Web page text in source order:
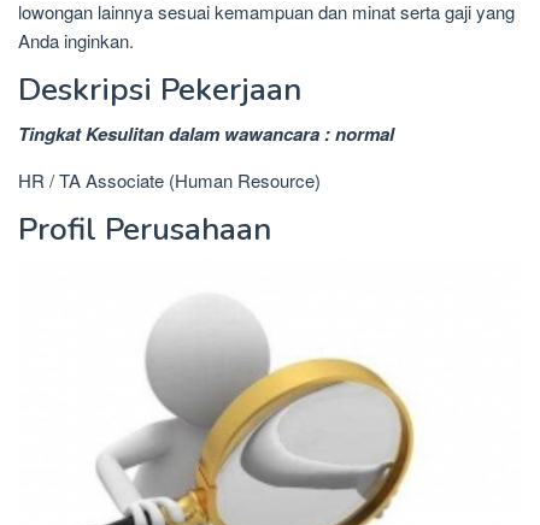
lowongan lainnya sesuai kemampuan dan minat serta gaji yang
Anda inginkan.
Deskripsi Pekerjaan
Tingkat Kesulitan dalam wawancara : normal
HR / TA Associate (Human Resource)
Profil Perusahaan